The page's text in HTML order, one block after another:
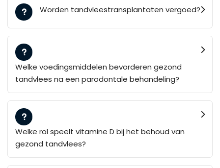
Worden tandvleestransplantaten vergoed?
Welke voedingsmiddelen bevorderen gezond
tandvlees na een parodontale behandeling?
Welke rol speelt vitamine D bij het behoud van
gezond tandvlees?